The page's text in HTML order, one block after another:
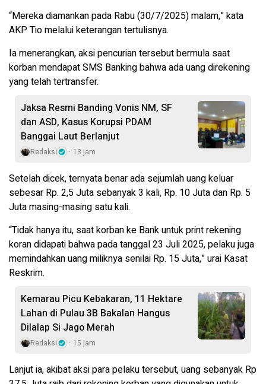
“Mereka diamankan pada Rabu (30/7/2025) malam,” kata
AKP Tio melalui keterangan tertulisnya.
Ia menerangkan, aksi pencurian tersebut bermula saat
korban mendapat SMS Banking bahwa ada uang direkening
yang telah tertransfer.
Jaksa Resmi Banding Vonis NM, SF
dan ASD, Kasus Korupsi PDAM
Banggai Laut Berlanjut
Redaksi 13 jam
Setelah dicek, ternyata benar ada sejumlah uang keluar
sebesar Rp. 2,5 Juta sebanyak 3 kali, Rp. 10 Juta dan Rp. 5
Juta masing-masing satu kali.
“Tidak hanya itu, saat korban ke Bank untuk print rekening
koran didapati bahwa pada tanggal 23 Juli 2025, pelaku juga
memindahkan uang miliknya senilai Rp. 15 Juta,” urai Kasat
Reskrim.
Kemarau Picu Kebakaran, 11 Hektare
Lahan di Pulau 3B Bakalan Hangus
Dilalap Si Jago Merah
Redaksi 15 jam
Lanjut ia, akibat aksi para pelaku tersebut, uang sebanyak Rp